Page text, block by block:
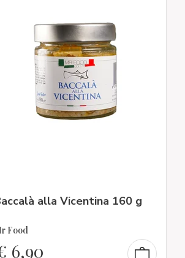
alla Vicentina 160 g
Food
6,90